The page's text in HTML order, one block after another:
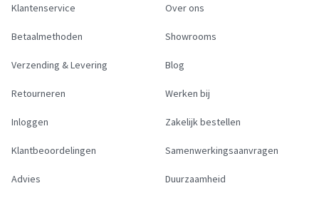
Klantenservice
Betaalmethoden
Verzending & Levering
Retourneren
Inloggen
Klantbeoordelingen
Advies
Over ons
Showrooms
Blog
Werken bij
Zakelijk bestellen
Samenwerkingsaanvragen
Duurzaamheid